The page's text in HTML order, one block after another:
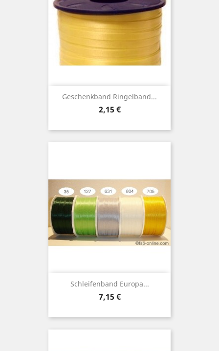
Geschenkband Ringelband...
Preis
2,15 €
Schleifenband Europa...
Preis
7,15 €